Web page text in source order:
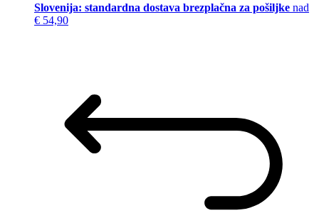
Slovenija: standardna dostava brezplačna za pošiljke nad
€ 54,90